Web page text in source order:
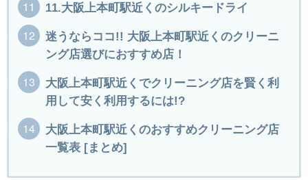
11.大阪上本町駅近くのシルキードライ
迷うならココ!! 大阪上本町駅近くのクリーニ
ング店選びにおすすめ店！
大阪上本町駅近くでクリーニング店を賢く利
用して安く利用するには!?
大阪上本町駅近くのおすすめクリーニング店
一覧表 [まとめ]